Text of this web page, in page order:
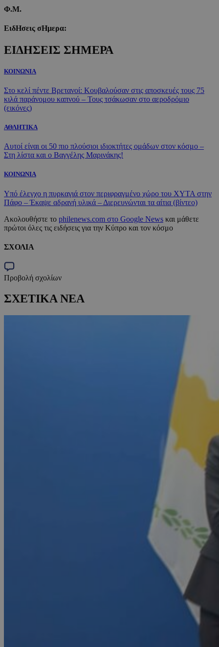
Φ.Μ.
ΕιδΗσεις σΗμερα:
ΕΙΔΗΣΕΙΣ ΣΗΜΕΡΑ
ΚΟΙΝΩΝΙΑ
Στο κελί πέντε Βρετανοί: Κουβαλούσαν στις αποσκευές τους 75
κιλά παράνομου καπνού – Τους τσάκωσαν στο αεροδρόμιο
(εικόνες)
ΑΘΛΗΤΙΚΑ
Αυτοί είναι οι 50 πιο πλούσιοι ιδιοκτήτες ομάδων στον κόσμο –
Στη λίστα και ο Βαγγέλης Μαρινάκης!
ΚΟΙΝΩΝΙΑ
Υπό έλεγχο η πυρκαγιά στον περιφραγμένο χώρο του ΧΥΤΑ στην
Πάφο – Έκαψε αδρανή υλικά – Διερευνώνται τα αίτια (βίντεο)
Ακολουθήστε το philenews.com στο Google News και μάθετε
πρώτοι όλες τις ειδήσεις για την Κύπρο και τον κόσμο
ΣΧΟΛΙΑ
Προβολή σχολίων
ΣΧΕΤΙΚΑ ΝΕΑ